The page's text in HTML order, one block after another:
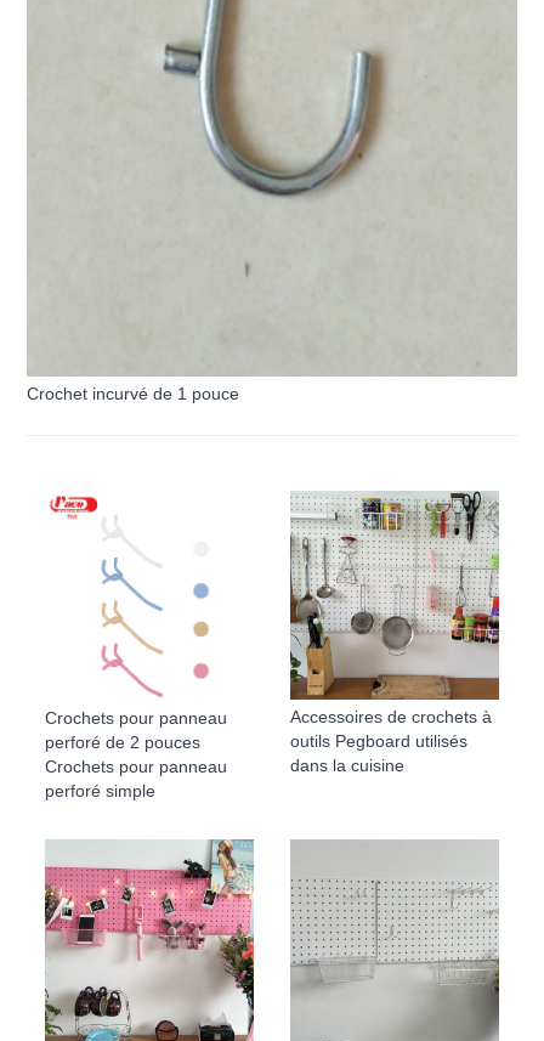
Crochet incurvé de 1 pouce
Crochets pour panneau
perforé de 2 pouces
Crochets pour panneau
perforé simple
Accessoires de crochets à
outils Pegboard utilisés
dans la cuisine